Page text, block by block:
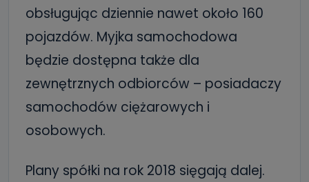
obsługując dziennie nawet około 160
pojazdów. Myjka samochodowa
będzie dostępna także dla
zewnętrznych odbiorców – posiadaczy
samochodów ciężarowych i
osobowych.
Plany spółki na rok 2018 sięgają dalej.